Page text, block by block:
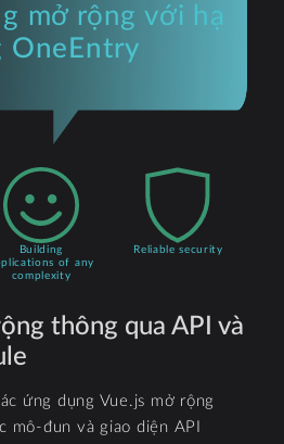
mở rộng với hạ
OneEntry
Building
of any
complexity
Reliable security
thông qua API và
ứng dụng Vue.js mở rộng
mô-đun và giao diện API